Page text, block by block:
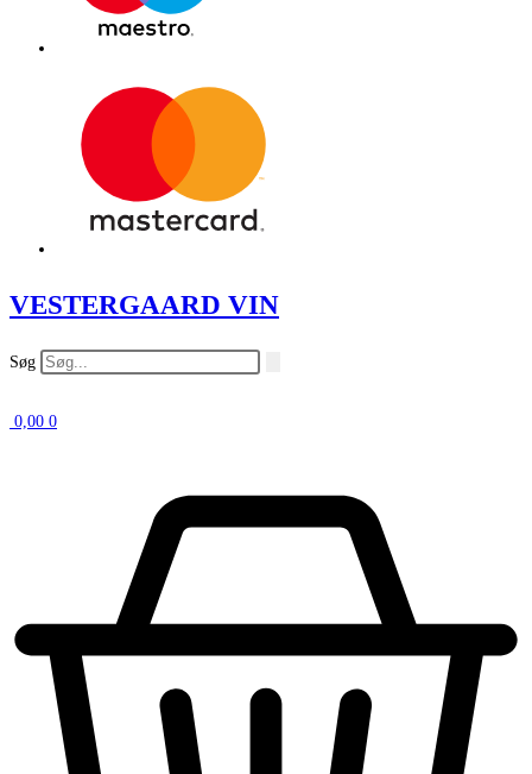
VESTERGAARD VIN
Søg
0,00 0